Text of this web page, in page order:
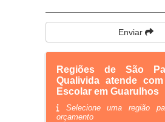
Enviar
Regiões de São
Qualivida atende
Escolar em Guarulhos
Selecione uma região
orçamento